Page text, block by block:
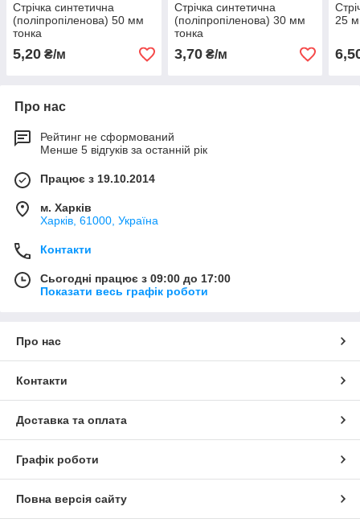
Стрічка синтетична
(поліпропіленова) 50 мм
тонка
5,20 ₴/м
Стрічка синтетична
(поліпропіленова) 30 мм
тонка
3,70₴/м
25
Про нас
Рейтинг не сформований
Менше 5 відгуків за останній рік
Працює з 19.10.2014
м. Харків
Харків, 61000, Україна
Контакти
Сьогодні працює з 09:00 до 17:00
Показати весь графік роботи
Про нас
Контакти
Доставка та оплата
Графік роботи
Повна версія сайту